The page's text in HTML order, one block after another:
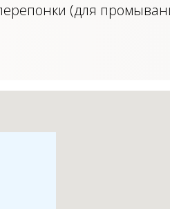
(для